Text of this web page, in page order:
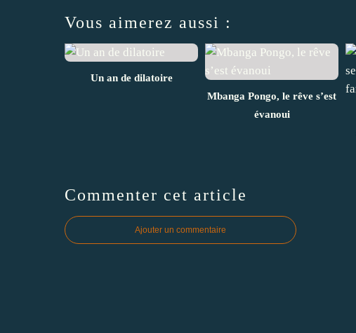
Vous aimerez aussi :
Un an de dilatoire
Mbanga Pongo, le rêve s’est
évanoui
Commenter cet article
Ajouter un commentaire